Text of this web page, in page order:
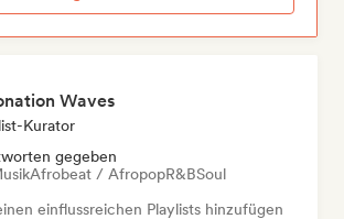
Waves
Kurator
gegeben
Afrobeat / AfropopR&BSoul
einflussreichen Playlists hinzufügen